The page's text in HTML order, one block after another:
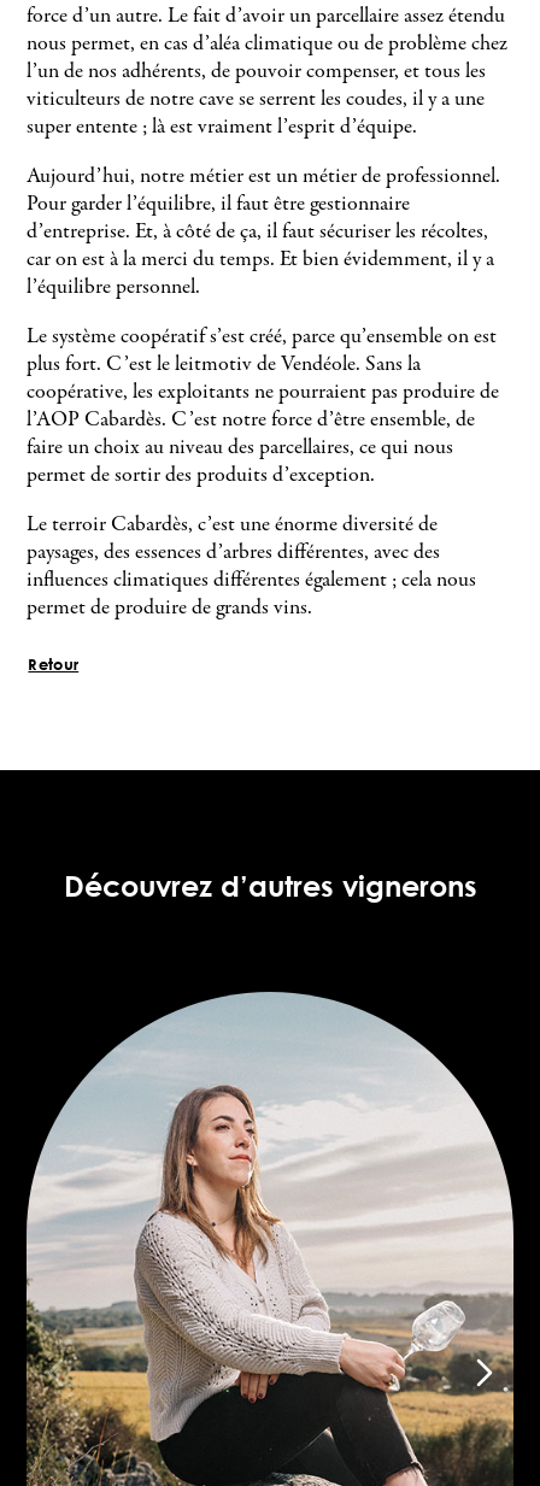
force d’un autre. Le fait d’avoir un parcellaire assez étendu
nous permet, en cas d’aléa climatique ou de problème chez
l’un de nos adhérents, de pouvoir compenser, et tous les
viticulteurs de notre cave se serrent les coudes, il y a une
super entente ; là est vraiment l’esprit d’équipe.
Aujourd’hui, notre métier est un métier de professionnel.
Pour garder l’équilibre, il faut être gestionnaire
d’entreprise. Et, à côté de ça, il faut sécuriser les récoltes,
car on est à la merci du temps. Et bien évidemment, il y a
l’équilibre personnel.
Le système coopératif s’est créé, parce qu’ensemble on est
plus fort. C’est le leitmotiv de Vendéole. Sans la
coopérative, les exploitants ne pourraient pas produire de
l’AOP Cabardès. C’est notre force d’être ensemble, de
faire un choix au niveau des parcellaires, ce qui nous
permet de sortir des produits d’exception.
Le terroir Cabardès, c’est une énorme diversité de
paysages, des essences d’arbres différentes, avec des
influences climatiques différentes également ; cela nous
permet de produire de grands vins.
Retour
Découvrez d’autres vignerons